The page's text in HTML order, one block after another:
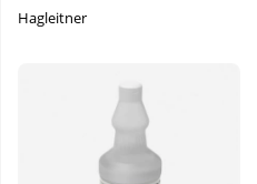
Hagleitner